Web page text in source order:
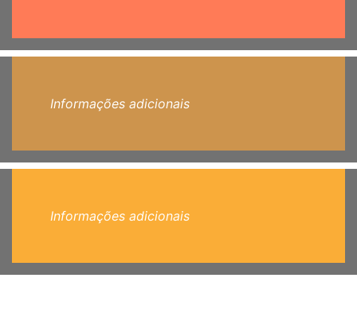
Informações adicionais
Informações adicionais